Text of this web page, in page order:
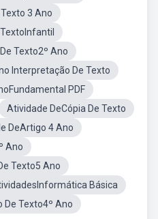
3 Ano
Texto2º Ano
Interpretação De Texto
PDF
Atividade DeCópia De Texto
DeArtigo 4 Ano
Ano
Texto5 Ano
Básica
De Texto4º Ano